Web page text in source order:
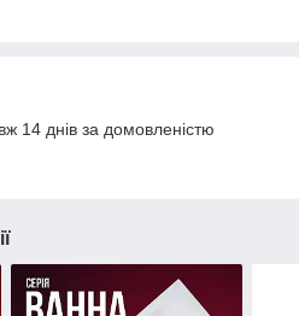
14 днів за домовленістю